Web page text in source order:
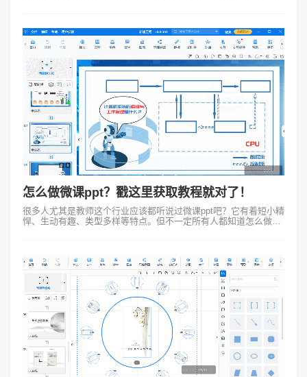
怎么做微课ppt？戳这里获取教程就对了！
很多人尤其是教师这个行业应该都听说过微课ppt吧？它有着短小精
悍、生动有趣、类型多样等特点。但不一定所有人都知道怎么做微